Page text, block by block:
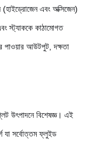
(হাইড্রোজেন এবং অক্সিজেন)
স্ট্যাককে কাঠামোগত
পাওয়ার আউটপুট, দক্ষতা
উৎপাদনে বিশেষজ্ঞ। এই
যা সর্বোত্তম ফ্লুইড